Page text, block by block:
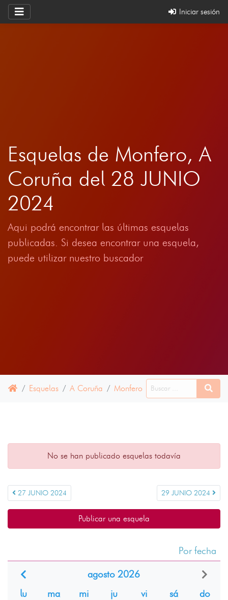
Iniciar sesión
Esquelas de Monfero, A
Coruña del 28 JUNIO
2024
Aqui podrá encontrar las últimas esquelas
publicadas. Si desea encontrar una esquela,
puede utilizar nuestro buscador
Esquelas A Coruña Monfero 28 JUNIO 2024
No se han publicado esquelas todavía
27 JUNIO 2024 29 JUNIO 2024
Publicar una esquela
Por fecha
agosto 2026
lu
ma mi ju vi sá
do